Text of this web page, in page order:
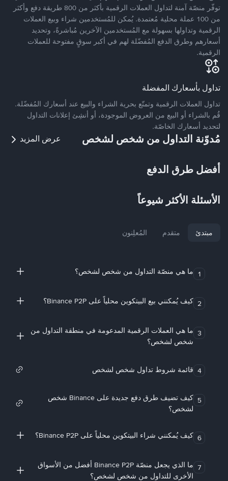
توفّر منصّة آمنة لتداول العملات الرقمية بأكثر من 800 طريقة دفع وأكثر
من 100 عملة محلية مُعتمدة. يُمكن للمُستخدمين شراء وبيع العملات
الرقمية وتداولها بسهولة مع المُستخدمين الآخرين مُباشرةً، وتحديد
أسعارهم وطرق الدفع المُفضّلة لهم في أكبر سوقٍ مفتوحة للعملات
الرقمية.
تداول بأسعارك المفضلة
تداول العملات الرقمية وتمتّع بحرية الشراء والبيع عند أسعارك المُفضّلة.
قُم بالشراء أو البيع من العروض الموجودة، أو أنشِئ إعلانات التداول
لتحديد أسعارك الخاصّة.
مُدوّنة التداول من شخص لشخص عرض المزيد
أفضل طرق الدفع
الأسئلة الأكثر شيوعاً
مبتدئ متقدم المُعلِنون
1 ما هي منصّة التداول من شخص لشخص؟
2 كيف يُمكنني بيع البيتكوين محلياً على Binance P2P؟
3 ما هي العملات الرقمية المدعومة في منطقة التداول من
شخص لشخص؟
4 قائمة شروط تداول شخص لشخص
5
كيف تضيف طرق دفع جديدة على Binance شخص
لشخص؟
6 كيف يُمكنني شراء البيتكوين محلياً على Binance P2P؟
7
ما الذي يجعل منصّة Binance P2P أفضل من الأسواق
الأخرى للتداول من شخص لشخص؟